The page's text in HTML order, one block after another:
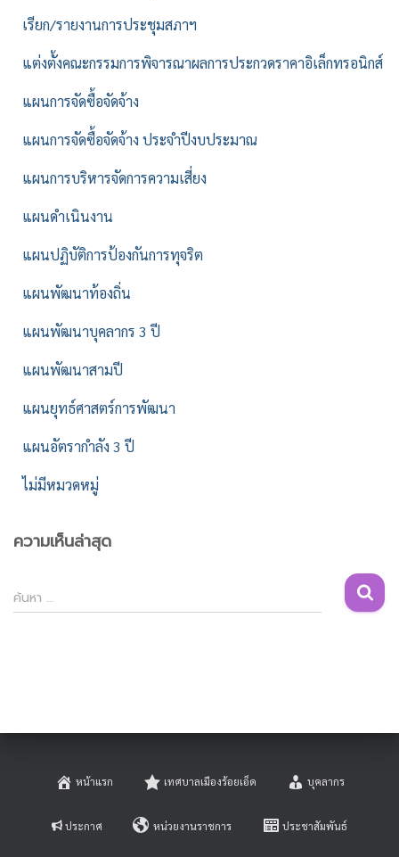
เรียก/รายงานการประชุมสภาฯ
แต่งตั้งคณะกรรมการพิจารณาผลการประกวดราคาอิเล็กทรอนิกส์
แผนการจัดซื้อจัดจ้าง
แผนการจัดซื้อจัดจ้าง ประจำปีงบประมาณ
แผนการบริหารจัดการความเสี่ยง
แผนดำเนินงาน
แผนปฏิบัติการป้องกันการทุจริต
แผนพัฒนาท้องถิ่น
แผนพัฒนาบุคลากร 3 ปี
แผนพัฒนาสามปี
แผนยุทธ์ศาสตร์การพัฒนา
แผนอัตรากำลัง 3 ปี
ไม่มีหมวดหมู่
ความเห็นล่าสุด
ค้
น
ค้นหา …
หน้าแรก เทศบาลเมืองร้อยเอ็ด บุคลากร
ประกาศ หน่วยงานราชการ ประชาสัมพันธ์